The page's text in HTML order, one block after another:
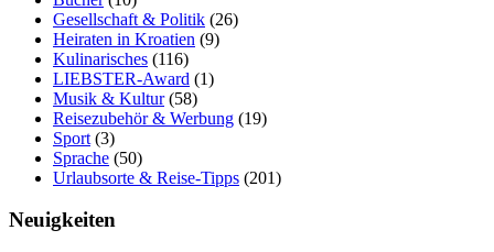
Gesellschaft & Politik (26)
Heiraten in Kroatien (9)
Kulinarisches (116)
LIEBSTER-Award (1)
Musik & Kultur(58)
Reisezubehör & Werbung (19)
Sport (3)
Sprache (50)
Urlaubsorte & Reise-Tipps (201)
Neuigkeiten